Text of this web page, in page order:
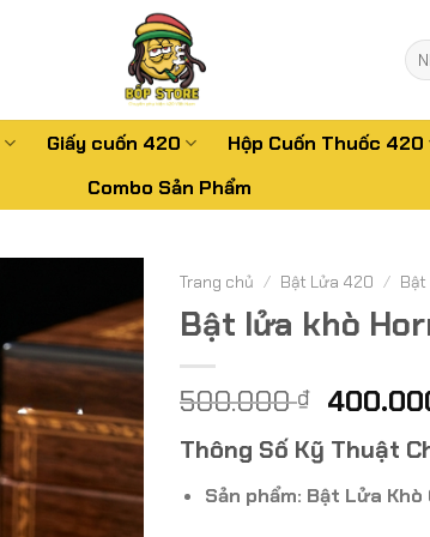
Tìm
Giấy cuốn 420 Hộp Cuốn Thuốc 420
Combo Sản Phẩm
Trang chủ / Bật Lửa 420 / Bật
Bật lửa khò
500.000₫ Giá
là:
Thông Số Kỹ Thuật
Sản phẩm: Bật Lửa Khò